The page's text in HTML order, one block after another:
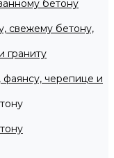
бетону
свежему бетону,
граниту
черепице и